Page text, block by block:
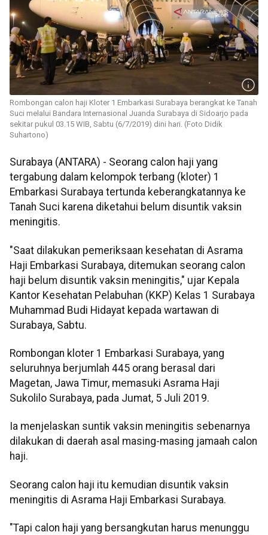
Rombongan calon haji Kloter 1 Embarkasi Surabaya berangkat ke Tanah
Suci melalui Bandara Internasional Juanda Surabaya di Sidoarjo pada
sekitar pukul 03.15 WIB, Sabtu (6/7/2019) dini hari. (Foto Didik
Suhartono)
Surabaya (ANTARA) - Seorang calon haji yang
tergabung dalam kelompok terbang (kloter) 1
Embarkasi Surabaya tertunda keberangkatannya ke
Tanah Suci karena diketahui belum disuntik vaksin
meningitis.
"Saat dilakukan pemeriksaan kesehatan di Asrama
Haji Embarkasi Surabaya, ditemukan seorang calon
haji belum disuntik vaksin meningitis," ujar Kepala
Kantor Kesehatan Pelabuhan (KKP) Kelas 1 Surabaya
Muhammad Budi Hidayat kepada wartawan di
Surabaya, Sabtu.
Rombongan kloter 1 Embarkasi Surabaya, yang
seluruhnya berjumlah 445 orang berasal dari
Magetan, Jawa Timur, memasuki Asrama Haji
Sukolilo Surabaya, pada Jumat, 5 Juli 2019.
Ia menjelaskan suntik vaksin meningitis sebenarnya
dilakukan di daerah asal masing-masing jamaah calon
haji.
Seorang calon haji itu kemudian disuntik vaksin
meningitis di Asrama Haji Embarkasi Surabaya.
"Tapi calon haji yang bersangkutan harus menunggu